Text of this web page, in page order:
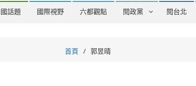
話題 國際視野 六都觀點 閱政黨 閱台北
首頁 郭昱晴